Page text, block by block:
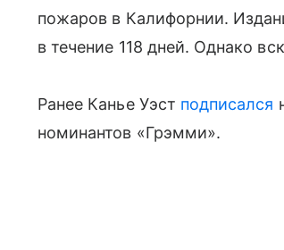
пожаров в Калифорнии.
в течение 118 дней. Однако
Ранее Канье Уэст подписался
номинантов «Грэмми».